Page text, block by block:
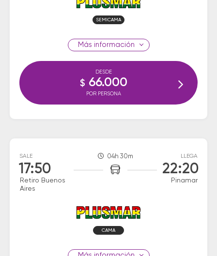
SEMICAMA
información
DESDE
$ 66.000
POR PERSONA
SALE
17:50
Retiro Buenos
Aires
04h 30m LLEGA
22:20
Pinamar
CAMA